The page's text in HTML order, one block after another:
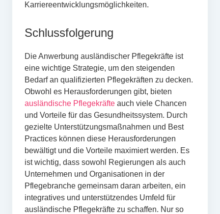
Karriereentwicklungsmöglichkeiten.
Schlussfolgerung
Die Anwerbung ausländischer Pflegekräfte ist
eine wichtige Strategie, um den steigenden
Bedarf an qualifizierten Pflegekräften zu decken.
Obwohl es Herausforderungen gibt, bieten
ausländische Pflegekräfteauch viele Chancen
und Vorteile für das Gesundheitssystem. Durch
gezielte Unterstützungsmaßnahmen und Best
Practices können diese Herausforderungen
bewältigt und die Vorteile maximiert werden. Es
ist wichtig, dass sowohl Regierungen als auch
Unternehmen und Organisationen in der
Pflegebranche gemeinsam daran arbeiten, ein
integratives und unterstützendes Umfeld für
ausländische Pflegekräfte zu schaffen. Nur so